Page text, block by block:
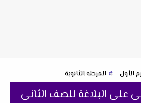
الأول المرحلة الثانوية
على البلاغة للصف الثانى